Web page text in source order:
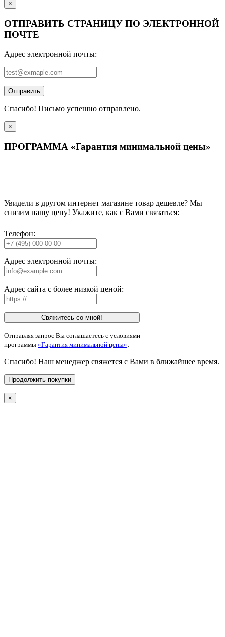
×
ОТПРАВИТЬ СТРАНИЦУ ПО ЭЛЕКТРОННОЙ
ПОЧТЕ
Адрес электронной почты:
Отправить
Спасибо! Письмо успешно отправлено.
×
ПРОГРАММА «Гарантия минимальной цены»
Увидели в другом интернет магазине товар дешевле? Мы
снизим нашу цену! Укажите, как с Вами связаться:
Телефон:
Адрес электронной почты:
Адрес сайта с более низкой ценой:
Свяжитесь со мной!
Отправляя запрос Вы соглашаетесь с условиями
программы «Гарантия минимальной цены».
Спасибо! Наш менеджер свяжется с Вами в ближайшее время.
Продолжить покупки
×